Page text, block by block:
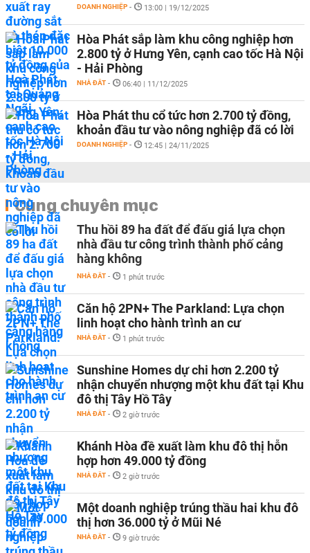
DOANH NGHIỆP - 13:00 | 19/12/2025
Hòa Phát sắp làm khu công nghiệp hơn
2.800 tỷ ở Hưng Yên, cạnh cao tốc Hà Nội
- Hải Phòng
NHÀ ĐẤT - 06:40 | 11/12/2025
Hòa Phát thu cổ tức hơn 2.700 tỷ đồng,
khoản đầu tư vào nông nghiệp đã có lời
DOANH NGHIỆP - 12:45 | 24/11/2025
Cùng chuyên mục
Thu hồi 89 ha đất để đấu giá lựa chọn
nhà đầu tư công trình thành phố cảng
hàng không
NHÀ ĐẤT - 1 phút trước
Căn hộ 2PN+ The Parkland: Lựa chọn
linh hoạt cho hành trình an cư
NHÀ ĐẤT - 1 phút trước
Sunshine Homes dự chi hơn 2.200 tỷ
nhận chuyển nhượng một khu đất tại Khu
đô thị Tây Hồ Tây
NHÀ ĐẤT - 2 giờ trước
Khánh Hòa đề xuất làm khu đô thị hỗn
hợp hơn 49.000 tỷ đồng
NHÀ ĐẤT - 2 giờ trước
Một doanh nghiệp trúng thầu hai khu đô
thị hơn 36.000 tỷ ở Mũi Né
NHÀ ĐẤT - 9 giờ trước